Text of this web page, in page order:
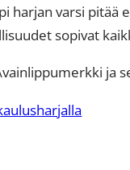
harjan varsi pitää
sopivat
ja